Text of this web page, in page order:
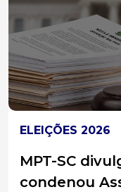
ELEIÇÕES 2026
MPT-SC
condenou